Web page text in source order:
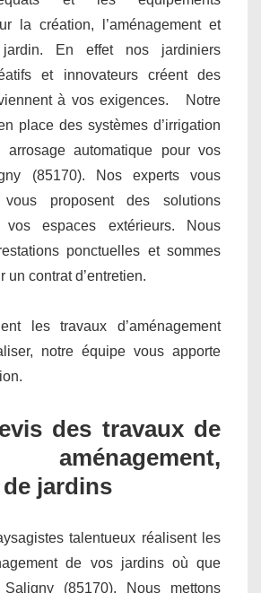
la création, l’aménagement et
jardin. En effet nos jardiniers
et innovateurs créent des
à vos exigences. Notre
place des systèmes d’irrigation
arrosage automatique pour vos
(85170). Nos experts vous
proposent des solutions
espaces extérieurs. Nous
ponctuelles et sommes
un contrat d’entretien.
les travaux d’aménagement
notre équipe vous apporte
des travaux de
aménagement,
jardins
talentueux réalisent les
de vos jardins où que
(85170). Nous mettons